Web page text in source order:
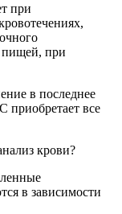
при
пищей, при
в последнее
приобретает все
крови?
в зависимости